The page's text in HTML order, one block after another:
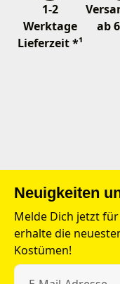
1-2
Werktage
Lieferzeit *¹
ab
Neuigkeiten
Melde Dich jetzt
erhalte die
Kostümen!